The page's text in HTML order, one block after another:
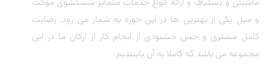
و مبل یکی از بهترین ها در این حوزه به شمار می رود. رضایت
کامل مشتری و حس خشنودی از انجام کار از ارکان ما در این
مجموعه می باشد که کاملا به آن پایبندیم.